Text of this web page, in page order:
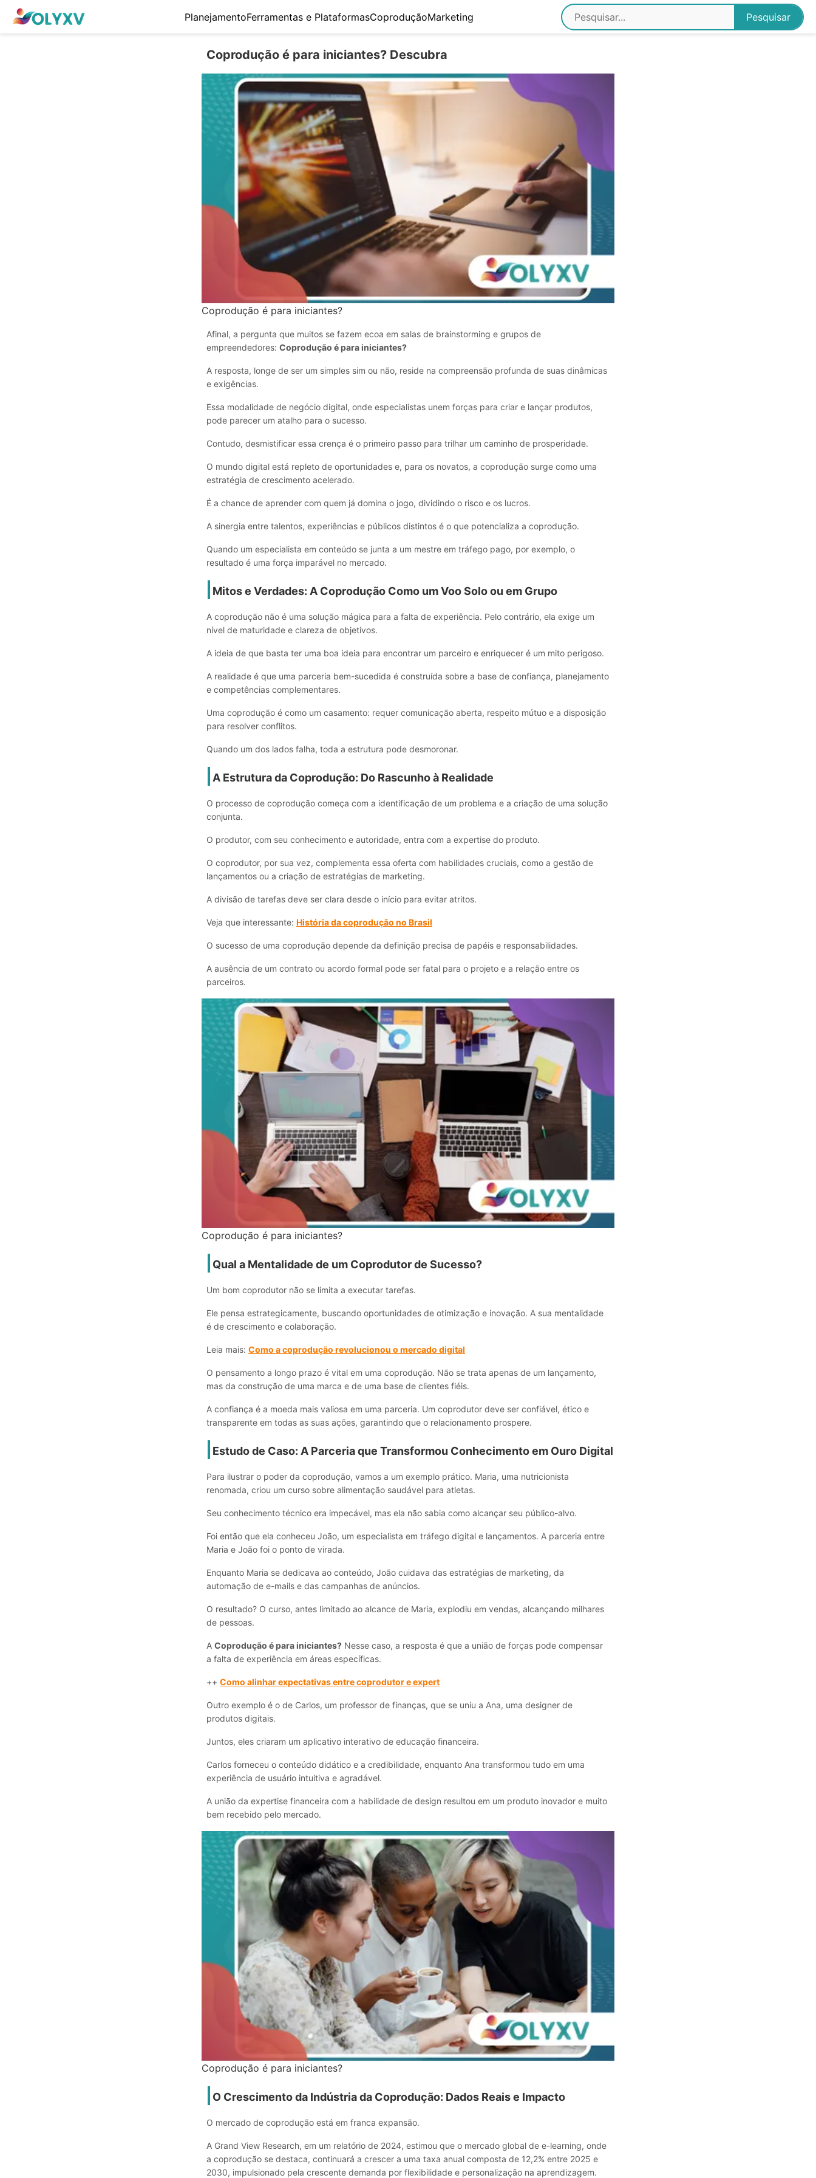
PlanejamentoFerramentas e PlataformasCoproduçãoMarketing
Coprodução é para iniciantes? Descubra
Coprodução é para iniciantes?
Afinal, a pergunta que muitos se fazem ecoa em salas de brainstorming e grupos de
empreendedores: Coprodução é para iniciantes?
A resposta, longe de ser um simples sim ou não, reside na compreensão profunda de suas dinâmicas
e exigências.
Essa modalidade de negócio digital, onde especialistas unem forças para criar e lançar produtos,
pode parecer um atalho para o sucesso.
Contudo, desmistificar essa crença é o primeiro passo para trilhar um caminho de prosperidade.
O mundo digital está repleto de oportunidades e, para os novatos, a coprodução surge como uma
estratégia de crescimento acelerado.
É a chance de aprender com quem já domina o jogo, dividindo o risco e os lucros.
A sinergia entre talentos, experiências e públicos distintos é o que potencializa a coprodução.
Quando um especialista em conteúdo se junta a um mestre em tráfego pago, por exemplo, o
resultado é uma força imparável no mercado.
Mitos e Verdades: A Coprodução Como um Voo Solo ou em Grupo
A coprodução não é uma solução mágica para a falta de experiência. Pelo contrário, ela exige um
nível de maturidade e clareza de objetivos.
A ideia de que basta ter uma boa ideia para encontrar um parceiro e enriquecer é um mito perigoso.
A realidade é que uma parceria bem-sucedida é construída sobre a base de confiança, planejamento
e competências complementares.
Uma coprodução é como um casamento: requer comunicação aberta, respeito mútuo e a disposição
para resolver conflitos.
Quando um dos lados falha, toda a estrutura pode desmoronar.
A Estrutura da Coprodução: Do Rascunho à Realidade
O processo de coprodução começa com a identificação de um problema e a criação de uma solução
conjunta.
O produtor, com seu conhecimento e autoridade, entra com a expertise do produto.
O coprodutor, por sua vez, complementa essa oferta com habilidades cruciais, como a gestão de
lançamentos ou a criação de estratégias de marketing.
A divisão de tarefas deve ser clara desde o início para evitar atritos.
Veja que interessante: História da coprodução no Brasil
O sucesso de uma coprodução depende da definição precisa de papéis e responsabilidades.
A ausência de um contrato ou acordo formal pode ser fatal para o projeto e a relação entre os
parceiros.
Coprodução é para iniciantes?
Qual a Mentalidade de um Coprodutor de Sucesso?
Um bom coprodutor não se limita a executar tarefas.
Ele pensa estrategicamente, buscando oportunidades de otimização e inovação. A sua mentalidade
é de crescimento e colaboração.
Leia mais: Como a coprodução revolucionou o mercado digital
O pensamento a longo prazo é vital em uma coprodução. Não se trata apenas de um lançamento,
mas da construção de uma marca e de uma base de clientes fiéis.
A confiança é a moeda mais valiosa em uma parceria. Um coprodutor deve ser confiável, ético e
transparente em todas as suas ações, garantindo que o relacionamento prospere.
Estudo de Caso: A Parceria que Transformou Conhecimento em Ouro Digital
Para ilustrar o poder da coprodução, vamos a um exemplo prático. Maria, uma nutricionista
renomada, criou um curso sobre alimentação saudável para atletas.
Seu conhecimento técnico era impecável, mas ela não sabia como alcançar seu público-alvo.
Foi então que ela conheceu João, um especialista em tráfego digital e lançamentos. A parceria entre
Maria e João foi o ponto de virada.
Enquanto Maria se dedicava ao conteúdo, João cuidava das estratégias de marketing, da
automação de e-mails e das campanhas de anúncios.
O resultado? O curso, antes limitado ao alcance de Maria, explodiu em vendas, alcançando milhares
de pessoas.
A Coprodução é para iniciantes? Nesse caso, a resposta é que a união de forças pode compensar
a falta de experiência em áreas específicas.
++ Como alinhar expectativas entre coprodutor e expert
Outro exemplo é o de Carlos, um professor de finanças, que se uniu a Ana, uma designer de
produtos digitais.
Juntos, eles criaram um aplicativo interativo de educação financeira.
Carlos forneceu o conteúdo didático e a credibilidade, enquanto Ana transformou tudo em uma
experiência de usuário intuitiva e agradável.
A união da expertise financeira com a habilidade de design resultou em um produto inovador e muito
bem recebido pelo mercado.
Coprodução é para iniciantes?
O Crescimento da Indústria da Coprodução: Dados Reais e Impacto
O mercado de coprodução está em franca expansão.
A Grand View Research, em um relatório de 2024, estimou que o mercado global de e-learning, onde
a coprodução se destaca, continuará a crescer a uma taxa anual composta de 12,2% entre 2025 e
2030, impulsionado pela crescente demanda por flexibilidade e personalização na aprendizagem.